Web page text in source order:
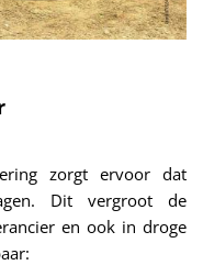
zorgt ervoor dat
Dit vergroot de
en ook in droge